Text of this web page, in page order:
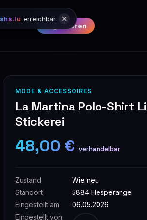
Registrieren
shs.lu erreichbar.
MODE & ACCESSOIRES
La Martina Polo-Shirt
Stickerei
48,00 € verhandelbar
Zustand
Wie neu
Standort
5884 Hesperange
Eingestellt am
06.05.2026
Eingestellt von